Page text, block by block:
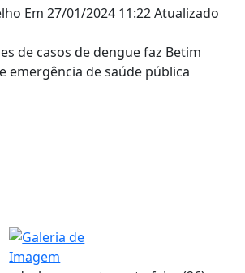
Em 27/01/2024 11:22Atualizado